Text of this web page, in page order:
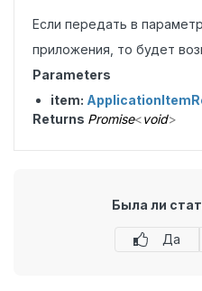
Если передать в параметр
приложения, то будет
Parameters
item:
Returns Promise<void>
Была ли
Да